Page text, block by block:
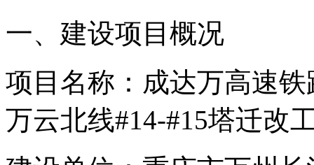
一、建设项目概况
项目名称：成达万高速
万云北线#14-#15塔迁改